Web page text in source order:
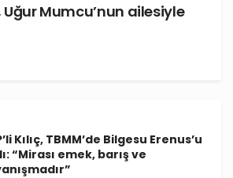
Mumcu’nun ailesiyle
Kılıç, TBMM’de Bilgesu Erenus’u
“Mirası emek, barış ve